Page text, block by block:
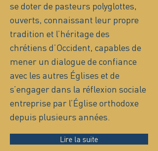
se doter de pasteurs polyglottes,
ouverts, connaissant leur propre
tradition et l’héritage des
chrétiens d’Occident, capables de
mener un dialogue de confiance
avec les autres Églises et de
s’engager dans la réflexion sociale
entreprise par l’Église orthodoxe
depuis plusieurs années.
Lire la suite